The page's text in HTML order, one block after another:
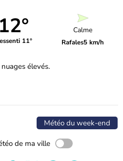
12°
11°
Calme
Rafales5 km/h
élevés.
Météo du week-end
de ma ville